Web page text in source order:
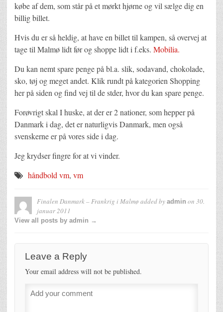
købe af dem, som står på et mørkt hjørne og vil sælge dig en
billig billet.
Hvis du er så heldig, at have en billet til kampen, så overvej at
tage til Malmø lidt før og shoppe lidt i f.eks. Mobilia.
Du kan nemt spare penge på bl.a. slik, sodavand, chokolade,
sko, tøj og meget andet. Klik rundt på kategorien Shopping
her på siden og find vej til de stder, hvor du kan spare penge.
Forøvrigt skal I huske, at der er 2 nationer, som hepper på
Danmark i dag, det er naturligvis Danmark, men også
svenskerne er på vores side i dag.
Jeg krydser fingre for at vi vinder.
håndbold vm, vm
Finalen Danmark – Frankrig i Malmø added by admin on 30.
januar 2011
View all posts by admin →
Leave a Reply
Your email address will not be published.